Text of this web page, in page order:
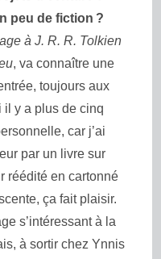
peu de fiction ?
à J. R. R. Tolkien
, va connaître une
toujours aux
il y a plus de cinq
car j’ai
par un livre sur
réédité en cartonné
ça fait plaisir.
s’intéressant à la
à sortir chez Ynnis